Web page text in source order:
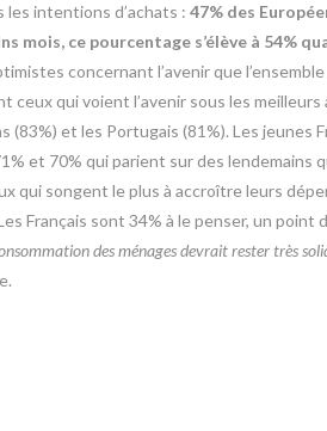
intentions d’achats : 47% des
mois, ce pourcentage s’élève à 54%
concernant l’avenir que
ceux qui voient l’avenir sous les meilleurs
(83%) et les Portugais (81%). Les jeunes
et 70% qui parient sur des lendemains
qui songent le plus à accroître leurs
Français sont 34% à le penser, un point
des ménages devrait rester très